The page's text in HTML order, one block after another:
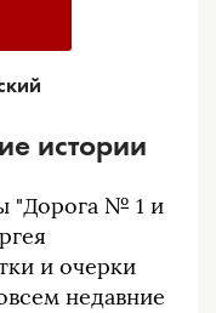
истории
"Дорога № 1 и
и очерки
недавние